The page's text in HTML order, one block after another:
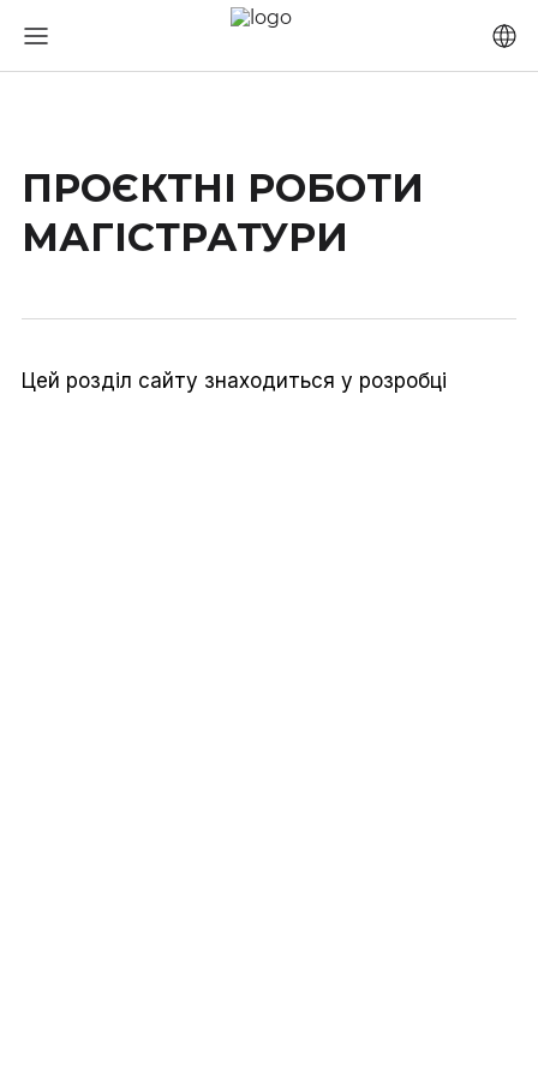
ПРОЄКТНІ РОБОТИ
МАГІСТРАТУРИ
Цей розділ сайту знаходиться у розробці